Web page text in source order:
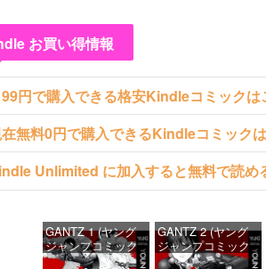
お買い得情報
99円で購入できる格安Kindleコミックは
無料0円で購入できるKindleコミック
Unlimited に加入すると無料で読め
GANTZ 1 (ヤング
ジャンプコミック
スDIGITAL)
GANTZ 2 (ヤング
ジャンプコミック
スDIGITAL)